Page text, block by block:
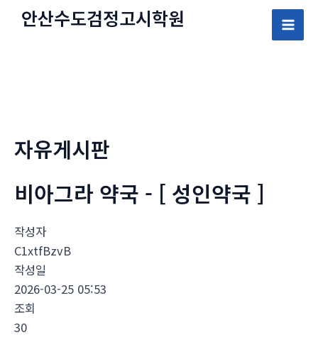
안산수도검정고시학원
Main
자유게시판
비아그라 약국 - [ 성인약국 ]
작성자
C1xtfBzvB
작성일
2026-03-25 05:53
조회
30